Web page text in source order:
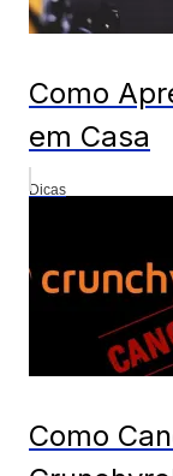
Como
em Casa
Dicas
Como